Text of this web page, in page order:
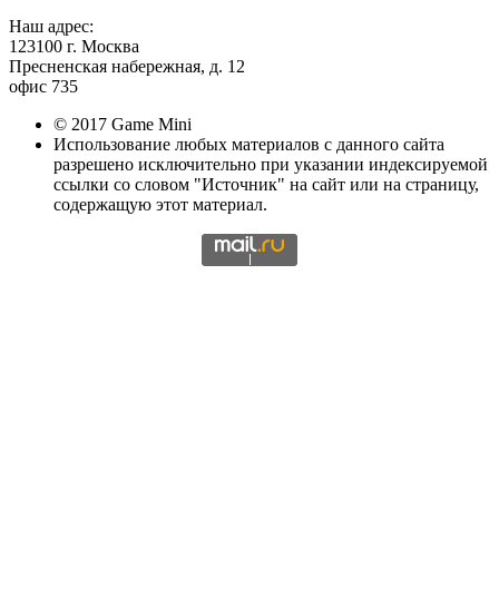
Наш адрес:
123100 г. Москва
Пресненская набережная, д. 12
офис 735
© 2017 Game Mini
Использование любых материалов с данного сайта
разрешено исключительно при указании индексируемой
ссылки со словом "Источник" на сайт или на страницу,
содержащую этот материал.